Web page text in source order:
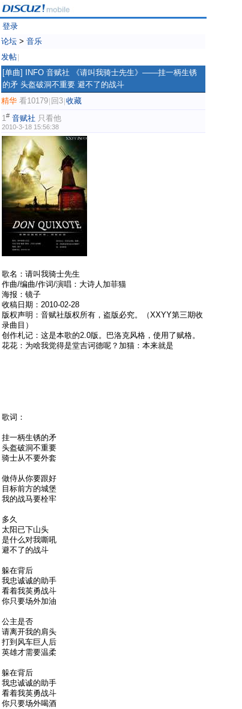
登录
论坛 > 音乐
发帖
[单曲]
INFO 音赋社 《请叫我骑士先生》——挂一柄生锈
的矛 头盔破洞不重要 避不了的战斗
精华 看10179 回3 收藏
1# 音赋社 只看他
2010-3-18 15:56:38
歌名：请叫我骑士先生
作曲/编曲/作词/演唱：大诗人加菲猫
海报：镜子
收稿日期：2010-02-28
版权声明：音赋社版权所有，盗版必究。（XXYY第三期收
录曲目）
创作札记：这是本歌的2.0版。巴洛克风格，使用了赋格。
花花：为啥我觉得是堂吉诃德呢？加猫：本来就是
歌词：
挂一柄生锈的矛
头盔破洞不重要
骑士从不要外套
做侍从你要跟好
目标前方的城堡
我的战马要栓牢
多久
太阳已下山头
是什么对我嘶吼
避不了的战斗
躲在背后
我忠诚诚的助手
看着我英勇战斗
你只要场外加油
公主是否
请离开我的肩头
打到风车巨人后
英雄才需要温柔
躲在背后
我忠诚诚的助手
看着我英勇战斗
你只要场外喝酒